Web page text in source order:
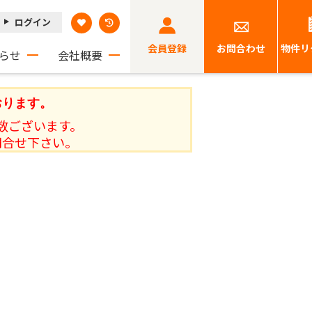
ログイン
せ 会社概要 会員登録 お問合わせ 物件
ます。
ざいます。
せ下さい。